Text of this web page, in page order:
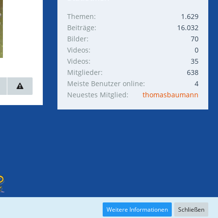
Themen
1.629
Beiträge
16.032
Bilder
70
Videos
0
Videos
35
Mitglieder
638
Meiste Benutzer online
4
Neuestes Mitglied
thomasbaumann
Weitere Informationen Schließen